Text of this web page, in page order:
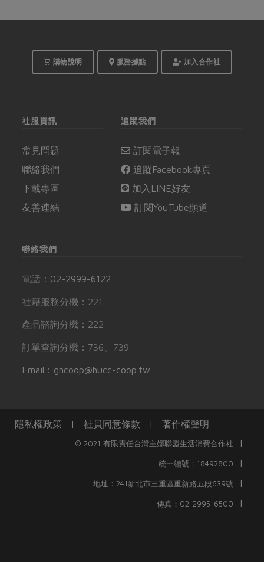
購物說明 服務據點 加入合作社
社服資訊
常見問題
聯絡我們
下載專區
友善連結
追蹤我們
訂閱電子報
追蹤Facebook專頁
加入LINE好友
訂閱YouTube頻道
聯絡我們
電話： 02-2999-6122
社籍服務分機：221
產品諮詢分機：222
訂單查詢分機：736、739
Email：gncoop@hucc-coop.tw
隱私權政策 | 社員同意條款 | 著作權聲明
© 2021 有限責任台灣主婦聯盟生活消費合作社 |
統一編號：18492800 |
地址：241新北市三重區重新路五段639號 |
傳真：02-2995-6500 |